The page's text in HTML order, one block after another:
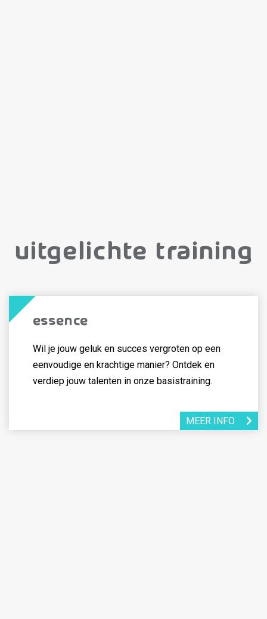
Uitgelichte training
Essence
Wil je jouw geluk en succes vergroten op een
eenvoudige en krachtige manier? Ontdek en
verdiep jouw talenten in onze basistraining.
MEER INFO